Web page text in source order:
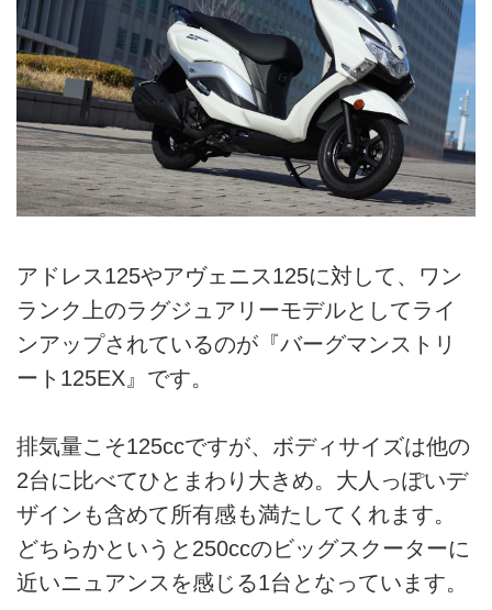
アドレス125やアヴェニス125に対して、ワン
ランク上のラグジュアリーモデルとしてライ
ンアップされているのが『バーグマンストリ
ート125EX』です。
排気量こそ125ccですが、ボディサイズは他の
2台に比べてひとまわり大きめ。大人っぽいデ
ザインも含めて所有感も満たしてくれます。
どちらかというと250ccのビッグスクーターに
近いニュアンスを感じる1台となっています。